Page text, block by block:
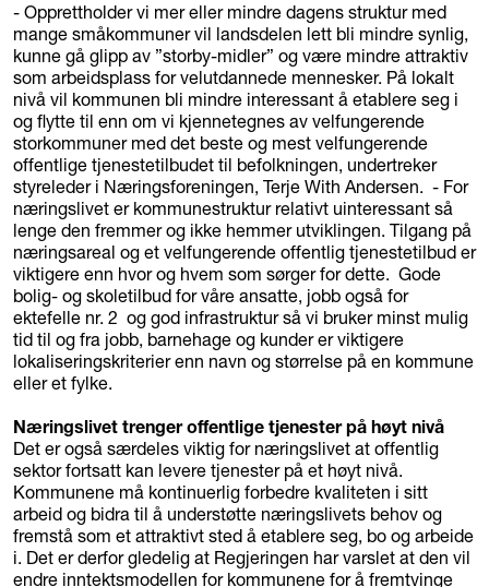
- Opprettholder vi mer eller mindre dagens struktur med
mange småkommuner vil landsdelen lett bli mindre synlig,
kunne gå glipp av ”storby-midler” og være mindre attraktiv
som arbeidsplass for velutdannede mennesker. På lokalt
nivå vil kommunen bli mindre interessant å etablere seg i
og flytte til enn om vi kjennetegnes av velfungerende
storkommuner med det beste og mest velfungerende
offentlige tjenestetilbudet til befolkningen, undertreker
styreleder i Næringsforeningen, Terje With Andersen. - For
næringslivet er kommunestruktur relativt uinteressant så
lenge den fremmer og ikke hemmer utviklingen. Tilgang på
næringsareal og et velfungerende offentlig tjenestetilbud er
viktigere enn hvor og hvem som sørger for dette. Gode
bolig- og skoletilbud for våre ansatte, jobb også for
ektefelle nr. 2 og god infrastruktur så vi bruker minst mulig
tid til og fra jobb, barnehage og kunder er viktigere
lokaliseringskriterier enn navn og størrelse på en kommune
eller et fylke.
Næringslivet trenger offentlige tjenester på høyt nivå
Det er også særdeles viktig for næringslivet at offentlig
sektor fortsatt kan levere tjenester på et høyt nivå.
Kommunene må kontinuerlig forbedre kvaliteten i sitt
arbeid og bidra til å understøtte næringslivets behov og
fremstå som et attraktivt sted å etablere seg, bo og arbeide
i. Det er derfor gledelig at Regjeringen har varslet at den vil
endre inntektsmodellen for kommunene for å fremtvinge